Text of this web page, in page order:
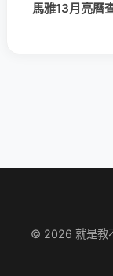
馬雅13月亮曆
© 2026 就是教